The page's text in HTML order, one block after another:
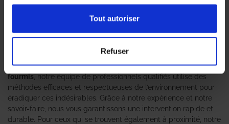
Tout autoriser
Refuser
entreprise de désinsectisationcompétente est essentiel
pour garantir un environnement sain et sécurisé. As de Pic se
solutions adaptées à chaque situation. Que vous soyez
confronté à une invasion decafards, depunaises de litou de
fourmis, notre équipe de professionnels qualifiés utilise des
méthodes efficaces et respectueuses de l’environnement pour
éradiquer ces indésirables. Grâce à notre expérience et notre
savoir-faire, nous vous garantissons une intervention rapide et
durable. Pour ceux qui se trouvent également à proximité, notre